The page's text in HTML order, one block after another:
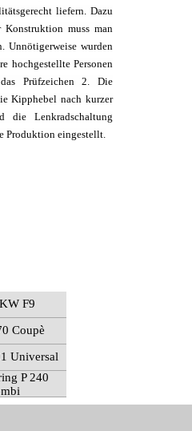
liefern. Dazu
muss man
Unnötigerweise wurden
hochgestellte Personen
Prüfzeichen 2. Die
Kipphebel nach kurzer
die Lenkradschaltung
Produktion eingestellt.
F9
Coupè
Universal
P 240